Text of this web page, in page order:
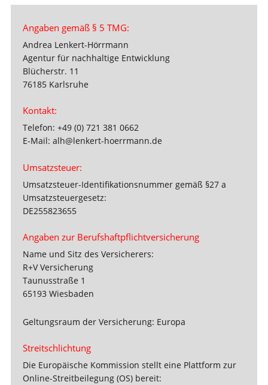
Angaben gemäß § 5 TMG:
Andrea Lenkert-Hörrmann
Agentur für nachhaltige Entwicklung
Blücherstr. 11
76185 Karlsruhe
Kontakt:
Telefon: +49 (0) 721 381 0662
E-Mail: alh@lenkert-hoerrmann.de
Umsatzsteuer:
Umsatzsteuer-Identifikationsnummer gemäß §27 a
Umsatzsteuergesetz:
DE255823655
Angaben zur Berufshaftpflichtversicherung
Name und Sitz des Versicherers:
R+V Versicherung
Taunusstraße 1
65193 Wiesbaden
Geltungsraum der Versicherung: Europa
Streitschlichtung
Die Europäische Kommission stellt eine Plattform zur
Online-Streitbeilegung (OS) bereit: